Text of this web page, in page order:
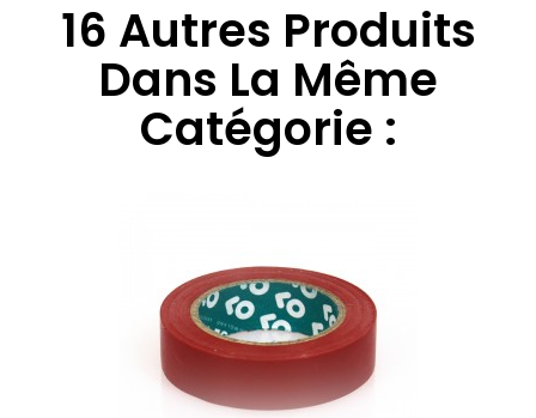
16 Autres Produits
Dans La Même
Catégorie :